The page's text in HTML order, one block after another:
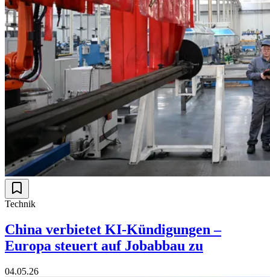
Technik
China verbietet KI-Kündigungen –
Europa steuert auf Jobabbau zu
04.05.26